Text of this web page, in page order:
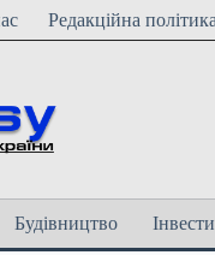
Редакційна політика
Будівництво